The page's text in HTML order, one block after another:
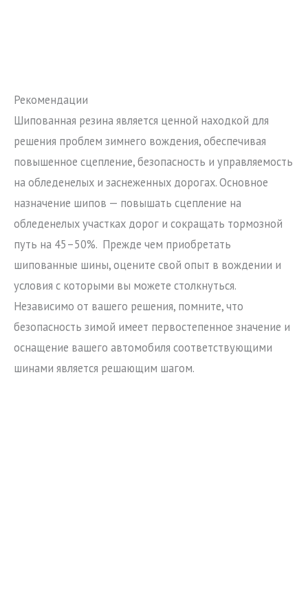
Рекомендации
Шипованная резина является ценной находкой для
решения проблем зимнего вождения, обеспечивая
повышенное сцепление, безопасность и управляемость
на обледенелых и заснеженных дорогах. Основное
назначение шипов — повышать сцепление на
обледенелых участках дорог и сокращать тормозной
путь на 45–50%. Прежде чем приобретать
шипованные шины, оцените свой опыт в вождении и
условия с которыми вы можете столкнуться.
Независимо от вашего решения, помните, что
безопасность зимой имеет первостепенное значение и
оснащение вашего автомобиля соответствующими
шинами является решающим шагом.